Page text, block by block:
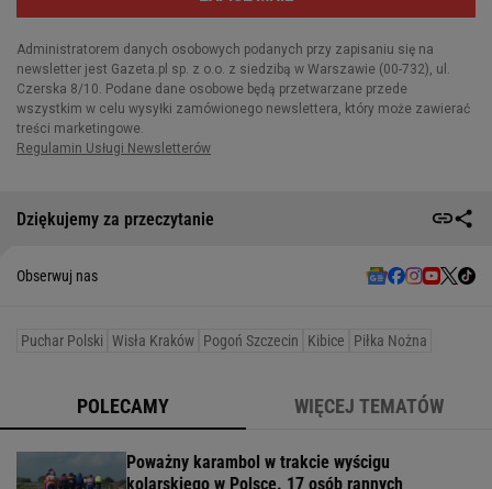
Dziękujemy za przeczytanie
Obserwuj nas
Puchar Polski Wisła Kraków Pogoń Szczecin Kibice Piłka Nożna
POLECAMY WIĘCEJ TEMATÓW
Poważny karambol w trakcie wyścigu
kolarskiego w Polsce. 17 osób rannych